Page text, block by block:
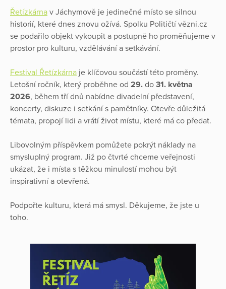
Řetízkárna v Jáchymově je jedinečné místo se silnou
historií, které dnes znovu ožívá. Spolku Političtí vězni.cz
se podařilo objekt vykoupit a postupně ho proměňujeme v
prostor pro kulturu, vzdělávání a setkávání.
Festival Řetízkárna je klíčovou součástí této proměny.
Letošní ročník, který proběhne od 29. do 31. května
2026, během tří dnů nabídne divadelní představení,
koncerty, diskuze i setkání s pamětníky. Otevře důležitá
témata, propojí lidi a vrátí život místu, které má co předat.
Libovolným příspěvkem pomůžete pokrýt náklady na
smysluplný program. Již po čtvrté chceme veřejnosti
ukázat, že i místa s těžkou minulostí mohou být
inspirativní a otevřená.
Podpořte kulturu, která má smysl. Děkujeme, že jste u
toho.